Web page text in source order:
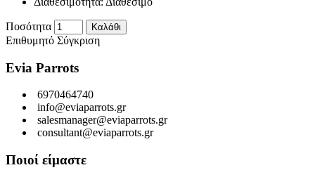
Ποσότητα Καλάθι
Επιθυμητό Σύγκριση
Evia Parrots
6970464740
info@eviaparrots.gr
salesmanager@eviaparrots.gr
consultant@eviaparrots.gr
Ποιοί είμαστε